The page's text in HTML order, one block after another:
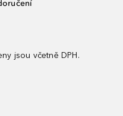
jsou včetně DPH.